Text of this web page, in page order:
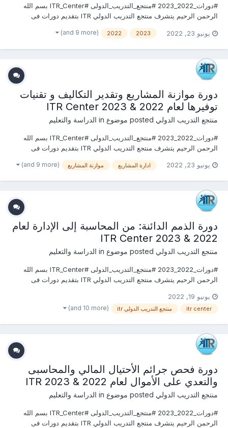
#دورات_2022_2023 #منتجع_التدريب_الدولى #ITR_Center بسم الله
الرحمن الرحيم يتشرف منتجع التدريب الدولي ITR بتقديم دورات فى
يمكنكم التسجيل او الاستفسارعلى الدورة الان ......................... أو...
يونيو 23, 2022 2023
2022
(and 9 more)
دورة موازنة المشاريع وتقدير التكاليف و تقنيات
توفيرها لعام 2022 & 2023 ITR Center
منتجع التدريب الدولي الدراسة والتعليم
#دورات_2022_2023 #منتجع_التدريب_الدولى #ITR_Center بسم الله
الرحمن الرحيم يتشرف منتجع التدريب الدولي ITR بتقديم دورات فى
يمكنكم التسجيل او الاستفسارعلى الدورة الان ......................... أو (...
يونيو 23, 2022 ادارة المشاريع موازنة المشاريع (and 9 more)
دورة الذمم الدائنة: من المحاسبة إلى الإدارة لعام
2022 & 2023 ITR Center
منتجع التدريب الدولي الدراسة والتعليم
#دورات_2022_2023 #منتجع_التدريب_الدولى #ITR_Center بسم الله
الرحمن الرحيم يتشرف منتجع التدريب الدولي ITR بتقديم دورات فى
&2023 يمكنكم التسجيل او الاستفسارعلى الدورة الان ............................ يونيو 19, 2022
itr center منتجع التدريب الدولي itr (and 10 more)
دورة فحص جرائم الأحتيال المالي والمحاسبى
والتعدي على الأموال لعام 2022 & 2023 ITR
منتجع التدريب الدولي الدراسة والتعليم
#دورات_2022_2023 #منتجع_التدريب_الدولى #ITR_Center بسم الله
الرحمن الرحيم يتشرف منتجع التدريب الدولي ITR بتقديم دورات فى